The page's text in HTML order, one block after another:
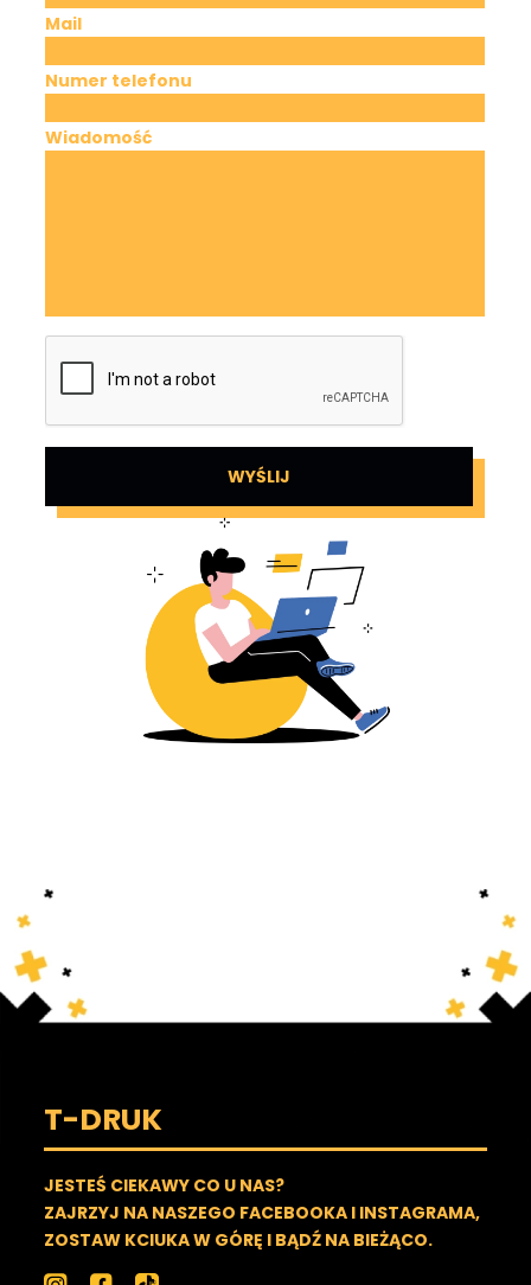
Mail
Numer telefonu
Wiadomość
WYŚLIJ
T-DRUK
JESTEŚ CIEKAWY CO U NAS?
ZAJRZYJ NA NASZEGO FACEBOOKA I INSTAGRAMA,
ZOSTAW KCIUKA W GÓRĘ I BĄDŹ NA BIEŻĄCO.